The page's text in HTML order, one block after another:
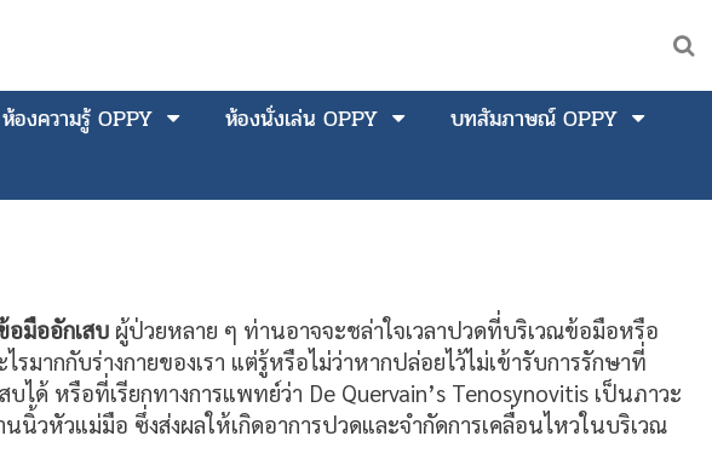
ห้องความรู้ OPPY ห้องนั่งเล่น OPPY
บทสัมภาษณ์ OPPY
อมืออักเสบ ผู้ป่วยหลาย ๆ ท่านอาจจะชล่าใจเวลาปวดที่บริเวณข้อมือหรือ
ากกับร่างกายของเรา แต่รู้หรือไม่ว่าหากปล่อยไว้ไม่เข้ารับการรักษาที่
ได้ หรือที่เรียกทางการแพทย์ว่า De Quervain’s Tenosynovitis เป็นภาวะ
นิ้วหัวแม่มือ ซึ่งส่งผลให้เกิดอาการปวดและจำกัดการเคลื่อนไหวในบริเวณ